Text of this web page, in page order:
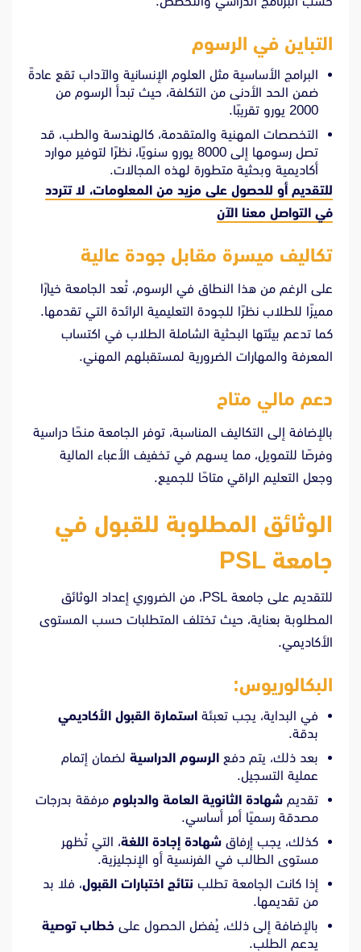
التباين في الرسوم
البرامج الأساسية مثل العلوم الإنسانية والآداب تقع عادةً
ضمن الحد الأدنى من التكلفة، حيث تبدأ الرسوم من
2000 يورو تقريبًا.
التخصصات المهنية والمتقدمة، كالهندسة والطب، قد
تصل رسومها إلى 8000 يورو سنويًا، نظرًا لتوفير موارد
أكاديمية وبحثية متطورة لهذه المجالات.
للتقديم أو للحصول على مزيد من المعلومات، لا تتردد
في التواصل معنا الآن
تكاليف ميسرة مقابل جودة عالية
على الرغم من هذا النطاق في الرسوم، تُعد الجامعة خيارًا
مميزًا للطلاب نظرًا للجودة التعليمية الرائدة التي تقدمها.
كما تدعم بيئتها البحثية الشاملة الطلاب في اكتساب
المعرفة والمهارات الضرورية لمستقبلهم المهني.
دعم مالي متاح
بالإضافة إلى التكاليف المناسبة، توفر الجامعة منحًا دراسية
وفرصًا للتمويل، مما يسهم في تخفيف الأعباء المالية
وجعل التعليم الراقي متاحًا للجميع.
الوثائق المطلوبة للقبول في
جامعة PSL
للتقديم على جامعة PSL، من الضروري إعداد الوثائق
المطلوبة بعناية، حيث تختلف المتطلبات حسب المستوى
الأكاديمي.
البكالوريوس:
في البداية، يجب تعبئة استمارة القبول الأكاديمي
بدقة.
بعد ذلك، يتم دفع الرسوم الدراسية لضمان إتمام
عملية التسجيل.
تقديم شهادة الثانوية العامة والدبلوم مرفقة بدرجات
مصدقة رسميًا أمر أساسي.
كذلك، يجب إرفاق شهادة إجادة اللغة، التي تُظهر
مستوى الطالب في الفرنسية أو الإنجليزية.
إذا كانت الجامعة تطلب نتائج اختبارات القبول، فلا بد
من تقديمها.
بالإضافة إلى ذلك، يُفضل الحصول على خطاب توصية
يدعم الطلب.